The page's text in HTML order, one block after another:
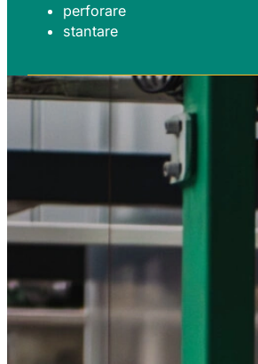
perforare
stantare